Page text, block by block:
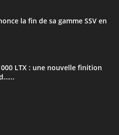
la fin de sa gamme SSV en
LTX : une nouvelle finition